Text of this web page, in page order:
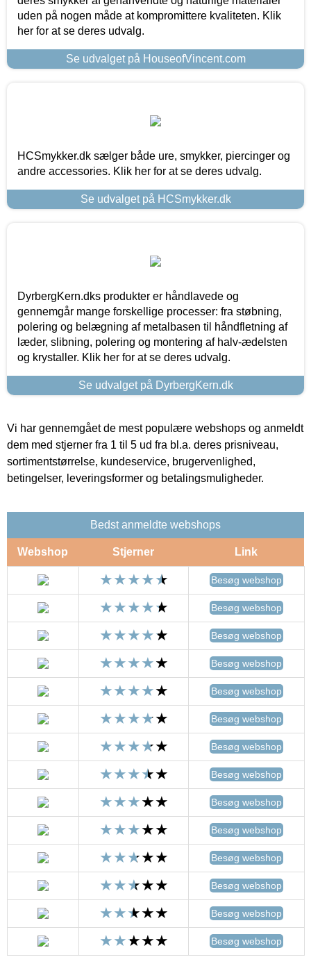
uden på nogen måde at kompromittere kvaliteten. Klik
her for at se deres udvalg.
Se udvalget på HouseofVincent.com
HCSmykker.dk sælger både ure, smykker, piercinger og
andre accessories. Klik her for at se deres udvalg.
Se udvalget på HCSmykker.dk
DyrbergKern.dks produkter er håndlavede og
gennemgår mange forskellige processer: fra støbning,
polering og belægning af metalbasen til håndfletning af
læder, slibning, polering og montering af halv-ædelsten
og krystaller. Klik her for at se deres udvalg.
Se udvalget på DyrbergKern.dk
Vi har gennemgået de mest populære webshops og anmeldt
dem med stjerner fra 1 til 5 ud fra bl.a. deres prisniveau,
sortimentstørrelse, kundeservice, brugervenlighed,
betingelser, leveringsformer og betalingsmuligheder.
Bedst anmeldte webshops
Webshop Stjerner Link
Besøg webshop
Besøg webshop
Besøg webshop
Besøg webshop
Besøg webshop
Besøg webshop
Besøg webshop
Besøg webshop
Besøg webshop
Besøg webshop
Besøg webshop
Besøg webshop
Besøg webshop
Besøg webshop